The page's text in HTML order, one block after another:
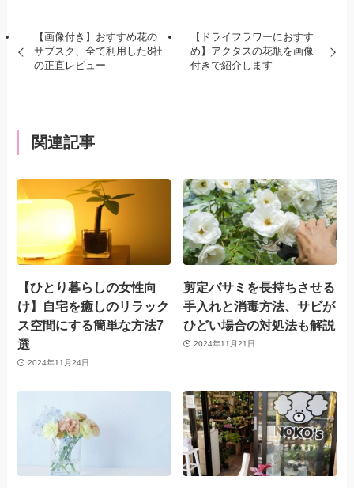
【画像付き】おすすめ花の
サブスク、全て利用した8社
の正直レビュー
【ドライフラワーにおすす
め】アクタスの花瓶を画像
付きで紹介します
関連記事
【ひとり暮らしの女性向
け】自宅を癒しのリラック
ス空間にする簡単な方法7
選
2024年11月24日
剪定バサミを長持ちさせる
手入れと消毒方法、サビが
ひどい場合の対処法も解説
2024年11月21日